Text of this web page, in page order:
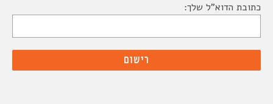
כתובת הדוא"ל שלך: